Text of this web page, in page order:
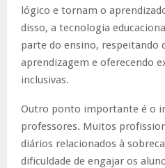
lógico e tornam o
disso, a tecnologia
parte do ensino, respeitando
aprendizagem e oferecendo
inclusivas.
Outro ponto importante é o
professores. Muitos
diários relacionados à
dificuldade de engajar os